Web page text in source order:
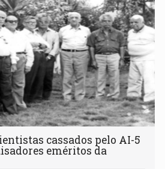
cassados pelo AI-5
eméritos da